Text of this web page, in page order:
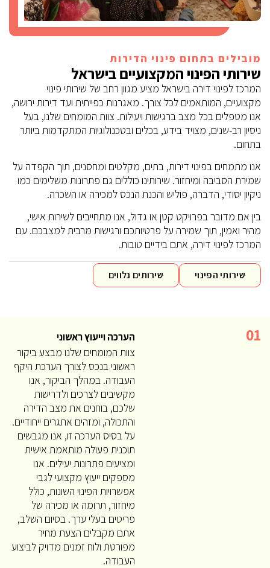
מובילים בתחום פינוי הדירות
שירותי הפינוי המקצועיים בישראל
המרכז לפינוי דירה בישראל מציע מגוון רחב של שירותי פינוי
מקצועיים, המותאמים לכל צורך. מאגרנות כפייתית ועד דירות ירושה,
אנו מטפלים בכל מצב ברגישות ויעילות. צוות המומחים שלנו, בעל
ניסיון רב-שנים, מצויד בידע, בכלים ובטכנולוגיות המתקדמות ביותר
בתחום.
אנו מתמחים בפינוי דירות, בתים, מקלטים ומחסנים, תוך הקפדה על
שמירת הסביבה ומיחזור. שירותינו כוללים גם פתרונות משלימים כמו
ניקיון יסודי, הדברה, פוליש והכנת הנכס למכירה או השכרה.
בין אם מדובר בפרויקט קטן או גדול, אנו מתחייבים לשירות אישי,
מהיר ואמין, תוך שמירה על פרטיותכם ורגישות מרבית למצבכם. עם
המרכז לפינוי דירה, אתם בידיים טובות.
שירותי הפינוי שירותים נלווים
01 הערכה וייעוץ ראשוני
צוות המומחים שלנו מבצע ביקור
ראשוני בנכס לצורך הערכת היקף
העבודה. במהלך הביקור, אנו
מקשיבים לצרכים ולדרישות
שלכם, בוחנים את מצב הדירה
והתכולה, ומזהים אתגרים ייחודיים.
על בסיס הערכה זו, אנו מגבשים
תוכנית פעולה מותאמת אישית
ומציעים פתרונות יעילים. אנו
מספקים ייעוץ מקצועי לגבי
אפשרויות הפינוי השונות, כולל
מיחזור, תרומה או מכירה של
פריטים בעלי ערך. בסיום השלב,
אתם מקבלים הצעת מחיר
מפורטת ולוח זמנים מדויק לביצוע
העבודה.